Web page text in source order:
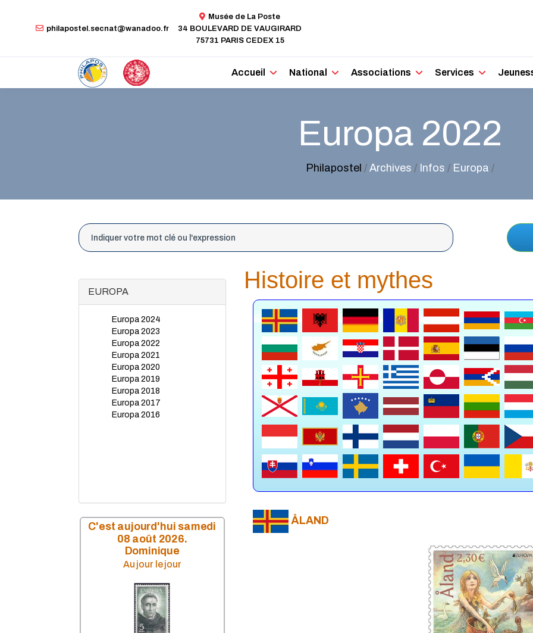
philapostel.secnat@wanadoo.fr
Musée de La Poste
34 BOULEVARD DE VAUGIRARD
75731 PARIS CEDEX 15
Accueil National Associations Services
Europa 2022
Philapostel / Archives / Infos / Europa /
EUROPA
Europa 2024
Europa 2023
Europa 2022
Europa 2021
Europa 2020
Europa 2019
Europa 2018
Europa 2017
Europa 2016
C'est aujourd'hui samedi
08 août 2026.
Dominique
Au jour le jour
Histoire et mythes
ÅLAND